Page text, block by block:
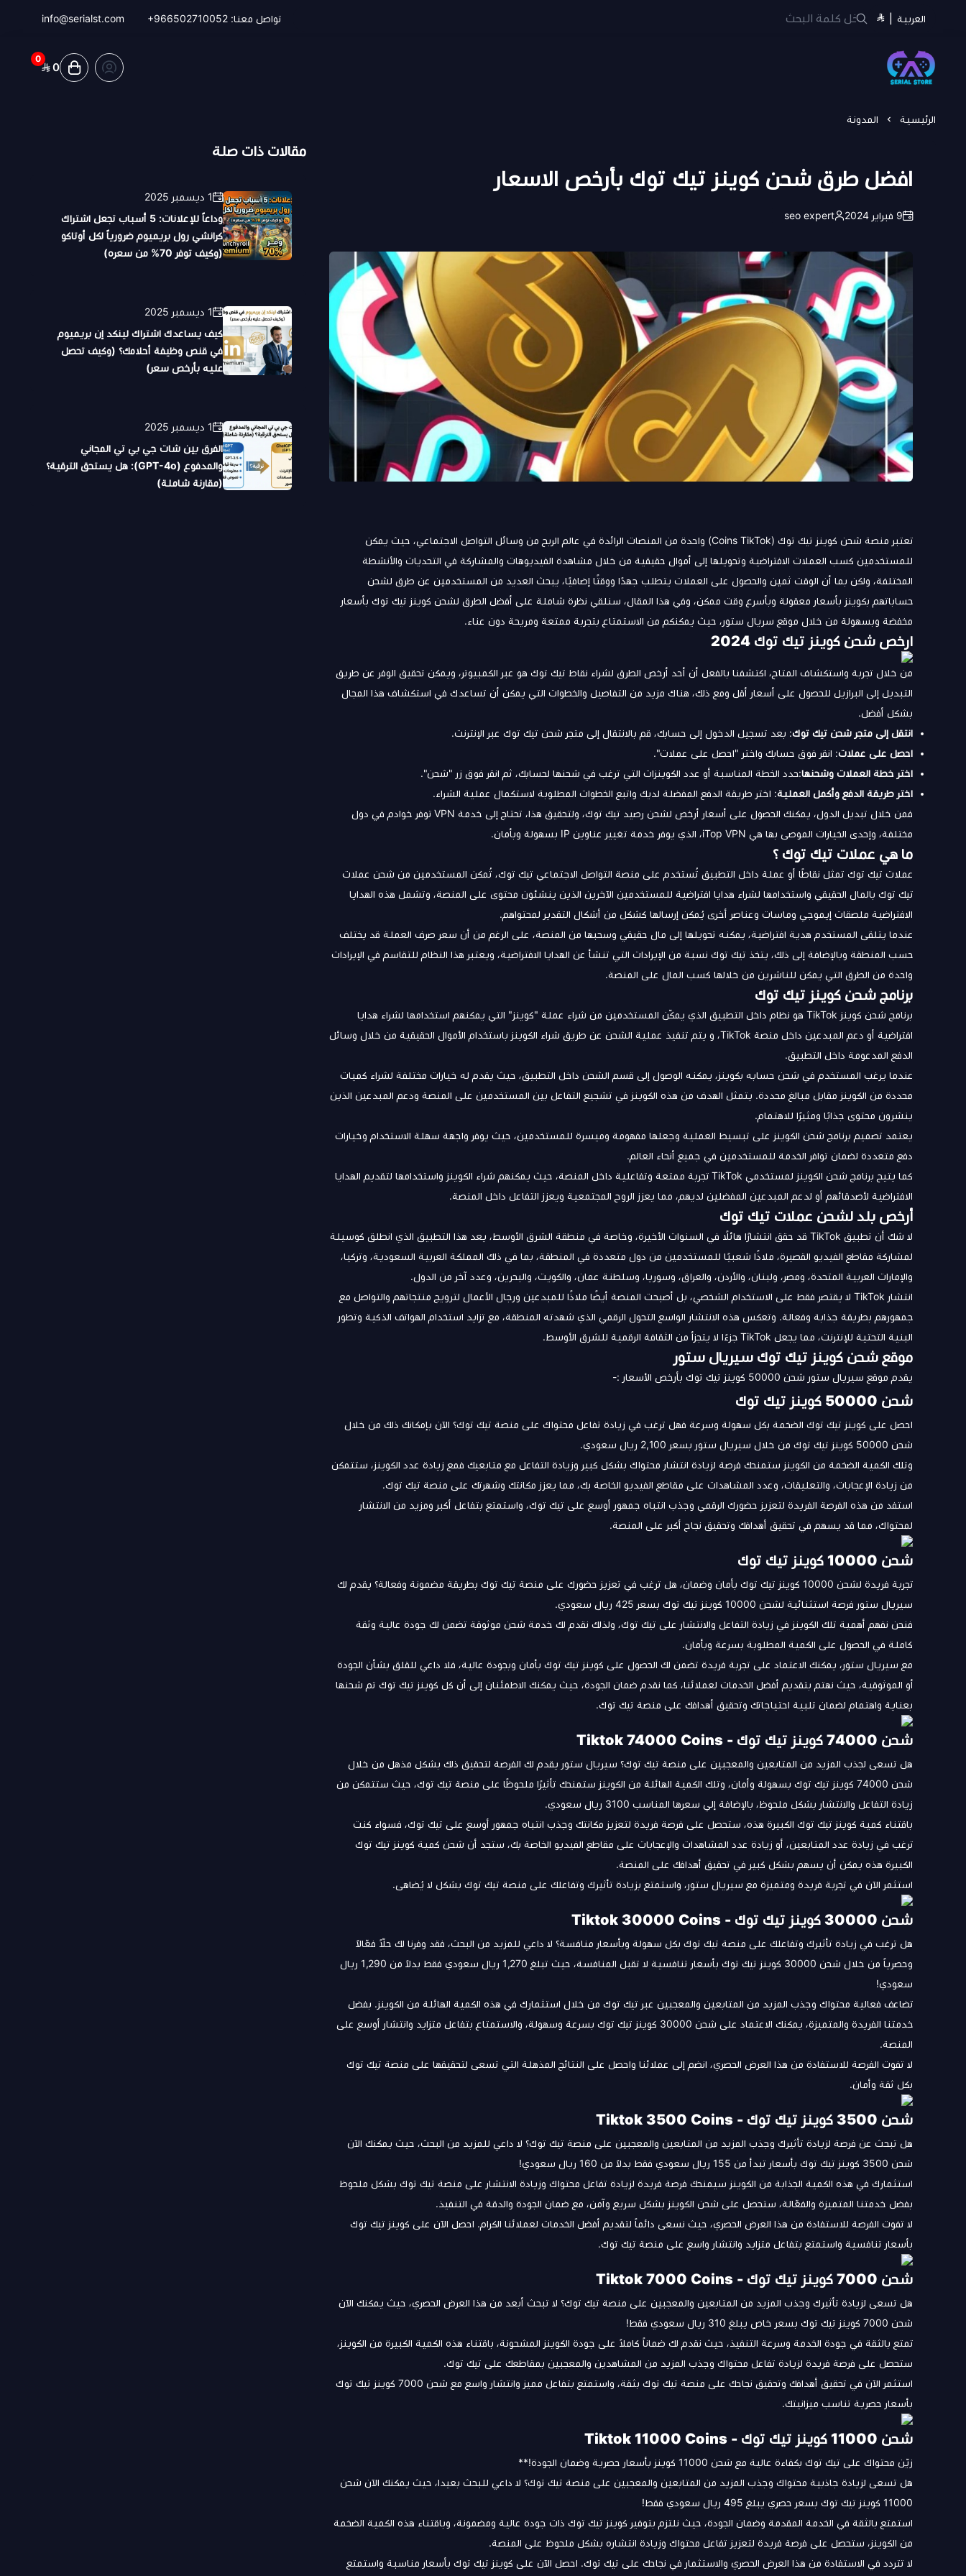
العربية تواصل معنا: +966502710052
info@serialst.com
سيريل ستور | Serial Store
0
0
الرئيسية المدونة
افضل طرق شحن كوينز تيك توك بأرخص الاسعار
9 فبراير 2024 seo expert
تعتبر منصة شحن كوينز تيك توك (Coins TikTok) واحدة من المنصات الرائدة في عالم الربح من وسائل التواصل الاجتماعي، حيث يمكن
للمستخدمين كسب العملات الافتراضية وتحويلها إلى أموال حقيقية من خلال مشاهدة الفيديوهات والمشاركة في التحديات والأنشطة
المختلفة، ولكن بما أن الوقت ثمين والحصول على العملات يتطلب جهدًا ووقتًا إضافيًا، يبحث العديد من المستخدمين عن طرق لشحن
حساباتهم بكوينز بأسعار معقولة وبأسرع وقت ممكن، وفي هذا المقال، سنلقي نظرة شاملة على أفضل الطرق لشحن كوينز تيك توك بأسعار
مخفضة وبسهولة من خلال موقع سريال ستور، حيث يمكنكم من الاستمتاع بتجربة ممتعة ومريحة دون عناء.
ارخص شحن كوينز تيك توك 2024
من خلال تجربة واستكشاف المتاح، اكتشفنا بالفعل أن أحد أرخص الطرق لشراء نقاط تيك توك هو عبر الكمبيوتر، ويمكن تحقيق الوفر عن طريق
التبديل إلى البرازيل للحصول على أسعار أقل ومع ذلك، هناك مزيد من التفاصيل والخطوات التي يمكن أن تساعدك في استكشاف هذا المجال
بشكل أفضل.
انتقل إلى متجر شحن تيك توك: بعد تسجيل الدخول إلى حسابك، قم بالانتقال إلى متجر شحن تيك توك عبر الإنترنت.
احصل على عملات: انقر فوق حسابك واختر "احصل على عملات".
اختر خطة العملات وشحنها:حدد الخطة المناسبة أو عدد الكوينزات التي ترغب في شحنها لحسابك، ثم انقر فوق زر "شحن".
اختر طريقة الدفع وأكمل العملية: اختر طريقة الدفع المفضلة لديك واتبع الخطوات المطلوبة لاستكمال عملية الشراء.
فمن خلال تبديل الدول، يمكنك الحصول على أسعار أرخص لشحن رصيد تيك توك، ولتحقيق هذا، تحتاج إلى خدمة VPN توفر خوادم في دول
مختلفة، وإحدى الخيارات الموصى بها هي iTop VPN، الذي يوفر خدمة تغيير عناوين IP بسهولة وبأمان.
ما هي عملات تيك توك ؟
عملات تيك توك تمثل نقاطًا أو عملة داخل التطبيق تُستخدم على منصة التواصل الاجتماعي تيك توك، تُمكن المستخدمين من شحن عملات
تيك توك بالمال الحقيقي واستخدامها لشراء هدايا افتراضية للمستخدمين الآخرين الذين ينشئون محتوى على المنصة، وتشمل هذه الهدايا
الافتراضية ملصقات إيموجي وماسات وعناصر أخرى يُمكن إرسالها كشكل من أشكال التقدير لمحتواهم.
عندما يتلقى المستخدم هدية افتراضية، يمكنه تحويلها إلى مال حقيقي وسحبها من المنصة، على الرغم من أن سعر صرف العملة قد يختلف
حسب المنطقة وبالإضافة إلى ذلك، يتخذ تيك توك نسبة من الإيرادات التي تنشأ عن الهدايا الافتراضية، ويعتبر هذا النظام للتقاسم في الإيرادات
واحدة من الطرق التي يمكن للناشرين من خلالها كسب المال على المنصة.
برنامج شحن كوينز تيك توك
برنامج شحن كوينز TikTok هو نظام داخل التطبيق الذي يمكّن المستخدمين من شراء عملة "كوينز" التي يمكنهم استخدامها لشراء هدايا
افتراضية أو دعم المبدعين داخل منصة TikTok، و يتم تنفيذ عملية الشحن عن طريق شراء الكوينز باستخدام الأموال الحقيقية من خلال وسائل
الدفع المدعومة داخل التطبيق.
عندما يرغب المستخدم في شحن حسابه بكوينز، يمكنه الوصول إلى قسم الشحن داخل التطبيق، حيث يقدم له خيارات مختلفة لشراء كميات
محددة من الكوينز مقابل مبالغ محددة. يتمثل الهدف من هذه الكوينز في تشجيع التفاعل بين المستخدمين على المنصة ودعم المبدعين الذين
ينشرون محتوى جذابًا ومثيرًا للاهتمام.
يعتمد تصميم برنامج شحن الكوينز على تبسيط العملية وجعلها مفهومة وميسرة للمستخدمين، حيث يوفر واجهة سهلة الاستخدام وخيارات
دفع متعددة لضمان توافر الخدمة للمستخدمين في جميع أنحاء العالم.
كما يتيح برنامج شحن الكوينز لمستخدمي TikTok تجربة ممتعة وتفاعلية داخل المنصة، حيث يمكنهم شراء الكوينز واستخدامها لتقديم الهدايا
الافتراضية لأصدقائهم أو لدعم المبدعين المفضلين لديهم، مما يعزز الروح المجتمعية ويعزز التفاعل داخل المنصة.
أرخص بلد لشحن عملات تيك توك
لا شك أن تطبيق TikTok قد حقق انتشارًا هائلًا في السنوات الأخيرة، وخاصة في منطقة الشرق الأوسط، يعد هذا التطبيق الذي انطلق كوسيلة
لمشاركة مقاطع الفيديو القصيرة، ملاذًا شعبيًا للمستخدمين من دول متعددة في المنطقة، بما في ذلك المملكة العربية السعودية، وتركيا،
والإمارات العربية المتحدة، ومصر، ولبنان، والأردن، والعراق، وسوريا، وسلطنة عمان، والكويت، والبحرين، وعدد آخر من الدول.
انتشار TikTok لا يقتصر فقط على الاستخدام الشخصي، بل أصبحت المنصة أيضًا ملاذًا للمبدعين ورجال الأعمال لترويج منتجاتهم والتواصل مع
جمهورهم بطريقة جذابة وفعالة. وتعكس هذه الانتشار الواسع التحول الرقمي الذي شهدته المنطقة، مع تزايد استخدام الهواتف الذكية وتطور
البنية التحتية للإنترنت، مما يجعل TikTok جزءًا لا يتجزأ من الثقافة الرقمية للشرق الأوسط.
موقع شحن كوينز تيك توك سيريال ستور
يقدم موقع سيريال ستور شحن 50000 كوينز تيك توك بأرخص الأسعار :-
شحن 50000 كوينز تيك توك
احصل على كوينز تيك توك الضخمة بكل سهولة وسرعة فهل ترغب في زيادة تفاعل محتواك على منصة تيك توك؟ الآن بإمكانك ذلك من خلال
شحن 50000 كوينز تيك توك من خلال سيريال ستور بسعر 2,100 ريال سعودي.
وتلك الكمية الضخمة من الكوينز ستمنحك فرصة لزيادة انتشار محتواك بشكل كبير وزيادة التفاعل مع متابعيك فمع زيادة عدد الكوينز، ستتمكن
من زيادة الإعجابات، والتعليقات، وعدد المشاهدات على مقاطع الفيديو الخاصة بك، مما يعزز مكانتك وشهرتك على منصة تيك توك.
استفد من هذه الفرصة الفريدة لتعزيز حضورك الرقمي وجذب انتباه جمهور أوسع على تيك توك، واستمتع بتفاعل أكبر ومزيد من الانتشار
لمحتواك، مما قد يسهم في تحقيق أهدافك وتحقيق نجاح أكبر على المنصة.
شحن 10000 كوينز تيك توك
تجربة فريدة لشحن 10000 كوينز تيك توك بأمان وضمان، هل ترغب في تعزيز حضورك على منصة تيك توك بطريقة مضمونة وفعالة؟ يقدم لك
سيريال ستور فرصة استثنائية لشحن 10000 كوينز تيك توك بسعر 425 ريال سعودي.
فنحن نفهم أهمية تلك الكوينز في زيادة التفاعل والانتشار على تيك توك، ولذلك نقدم لك خدمة شحن موثوقة تضمن لك جودة عالية وثقة
كاملة في الحصول على الكمية المطلوبة بسرعة وبأمان.
مع سيريال ستور، يمكنك الاعتماد على تجربة فريدة تضمن لك الحصول على كوينز تيك توك بأمان وبجودة عالية، فلا داعي للقلق بشأن الجودة
أو الموثوقية، حيث نهتم بتقديم أفضل الخدمات لعملائنا، كما نقدم ضمان الجودة، حيث يمكنك الاطمئنان إلى أن كل كوينز تيك توك تم شحنها
بعناية واهتمام لضمان تلبية احتياجاتك وتحقيق أهدافك على منصة تيك توك.
شحن 74000 كوينز تيك توك - Tiktok 74000 Coins
هل تسعى لجذب المزيد من المتابعين والمعجبين على منصة تيك توك؟ سيريال ستور يقدم لك الفرصة لتحقيق ذلك بشكل مذهل من خلال
شحن 74000 كوينز تيك توك بسهولة وأمان، وتلك الكمية الهائلة من الكوينز ستمنحك تأثيرًا ملحوظًا على منصة تيك توك، حيث ستتمكن من
زيادة التفاعل والانتشار بشكل ملحوظ، بالإضافة إلي سعرها المناسب 3100 ريال سعودي.
باقتناء كمية كوينز تيك توك الكبيرة هذه، ستحصل على فرصة فريدة لتعزيز مكانتك وجذب انتباه جمهور أوسع على تيك توك، فسواء كنت
ترغب في زيادة عدد المتابعين، أو زيادة عدد المشاهدات والإعجابات على مقاطع الفيديو الخاصة بك، ستجد أن شحن كمية كوينز تيك توك
الكبيرة هذه يمكن أن يسهم بشكل كبير في تحقيق أهدافك على المنصة.
استثمر الآن في تجربة فريدة ومتميزة مع سيريال ستور، واستمتع بزيادة تأثيرك وتفاعلك على منصة تيك توك بشكل لا يُضاهى.
شحن 30000 كوينز تيك توك - Tiktok 30000 Coins
هل ترغب في زيادة تأثيرك وتفاعلك على منصة تيك توك بكل سهولة وبأسعار منافسة؟ لا داعي للمزيد من البحث، فقد وفرنا لك حلّاً فعّالاً
وحصرياً من خلال شحن 30000 كوينز تيك توك بأسعار تنافسية لا تقبل المنافسة، حيث تبلغ 1,270 ريال سعودي فقط بدلاً من 1,290 ريال
سعودي!
تضاعف فعالية محتواك وجذب المزيد من المتابعين والمعجبين عبر تيك توك من خلال استثمارك في هذه الكمية الهائلة من الكوينز. بفضل
خدمتنا الفريدة والمتميزة، يمكنك الاعتماد على شحن 30000 كوينز تيك توك بسرعة وسهولة، والاستمتاع بتفاعل متزايد وانتشار أوسع على
المنصة.
لا تفوت الفرصة للاستفادة من هذا العرض الحصري، انضم إلى عملائنا واحصل على النتائج المذهلة التي تسعى لتحقيقها على منصة تيك توك
بكل ثقة وأمان.
شحن 3500 كوينز تيك توك - Tiktok 3500 Coins
هل تبحث عن فرصة لزيادة تأثيرك وجذب المزيد من المتابعين والمعجبين على منصة تيك توك؟ لا داعي للمزيد من البحث، حيث يمكنك الآن
شحن 3500 كوينز تيك توك بأسعار تبدأ من 155 ريال سعودي فقط بدلاً من 160 ريال سعودي!
استثمارك في هذه الكمية الجذابة من الكوينز سيمنحك فرصة فريدة لزيادة تفاعل محتواك وزيادة الانتشار على منصة تيك توك بشكل ملحوظ
بفضل خدمتنا المتميزة والفعّالة، ستحصل على شحن الكوينز بشكل سريع وآمن، مع ضمان الجودة والدقة في التنفيذ.
لا تفوت الفرصة للاستفادة من هذا العرض الحصري، حيث نسعى دائماً لتقديم أفضل الخدمات لعملائنا الكرام. احصل الآن على كوينز تيك توك
بأسعار تنافسية واستمتع بتفاعل متزايد وانتشار واسع على منصة تيك توك.
شحن 7000 كوينز تيك توك - Tiktok 7000 Coins
هل تسعى لزيادة تأثيرك وجذب المزيد من المتابعين والمعجبين على منصة تيك توك؟ لا تبحث أبعد من هذا العرض الحصري، حيث يمكنك الآن
شحن 7000 كوينز تيك توك بسعر خاص يبلغ 310 ريال سعودي فقط!
تمتع بالثقة في جودة الخدمة وسرعة التنفيذ، حيث نقدم لك ضماناً كاملاً على جودة الكوينز المشحونة، باقتناء هذه الكمية الكبيرة من الكوينز،
ستحصل على فرصة فريدة لزيادة تفاعل محتواك وجذب المزيد من المشاهدين والمعجبين بمقاطعك على تيك توك.
استثمر الآن في تحقيق أهدافك وتحقيق نجاحك على منصة تيك توك بثقة، واستمتع بتفاعل مميز وانتشار واسع مع شحن 7000 كوينز تيك توك
بأسعار حصرية تناسب ميزانيتك.
شحن 11000 كوينز تيك توك - Tiktok 11000 Coins
زيّن محتواك على تيك توك بكفاءة عالية مع شحن 11000 كوينز بأسعار حصرية وضمان الجودة!**
هل تسعى لزيادة جاذبية محتواك وجذب المزيد من المتابعين والمعجبين على منصة تيك توك؟ لا داعي للبحث بعيدا، حيث يمكنك الآن شحن
11000 كوينز تيك توك بسعر حصري يبلغ 495 ريال سعودي فقط!
استمتع بالثقة في الخدمة المقدمة وضمان الجودة، حيث نلتزم بتوفير كوينز تيك توك ذات جودة عالية ومضمونة، وباقتناء هذه الكمية الضخمة
من الكوينز، ستحصل على فرصة فريدة لتعزيز تفاعل محتواك وزيادة انتشاره بشكل ملحوظ على المنصة.
لا تتردد في الاستفادة من هذا العرض الحصري والاستثمار في نجاحك على تيك توك. احصل الآن على كوينز تيك توك بأسعار مناسبة واستمتع
مقالات ذات صلة
1 ديسمبر 2025
وداعاً للإعلانات: 5 أسباب تجعل اشتراك
كرانشي رول بريميوم ضرورياً لكل أوتاكو
(وكيف توفر 70% من سعره)
1 ديسمبر 2025
كيف يساعدك اشتراك لينكد إن بريميوم
في قنص وظيفة أحلامك؟ (وكيف تحصل
عليه بأرخص سعر)
1 ديسمبر 2025
الفرق بين شات جي بي تي المجاني
والمدفوع (GPT-4o): هل يستحق الترقية؟
(مقارنة شاملة)